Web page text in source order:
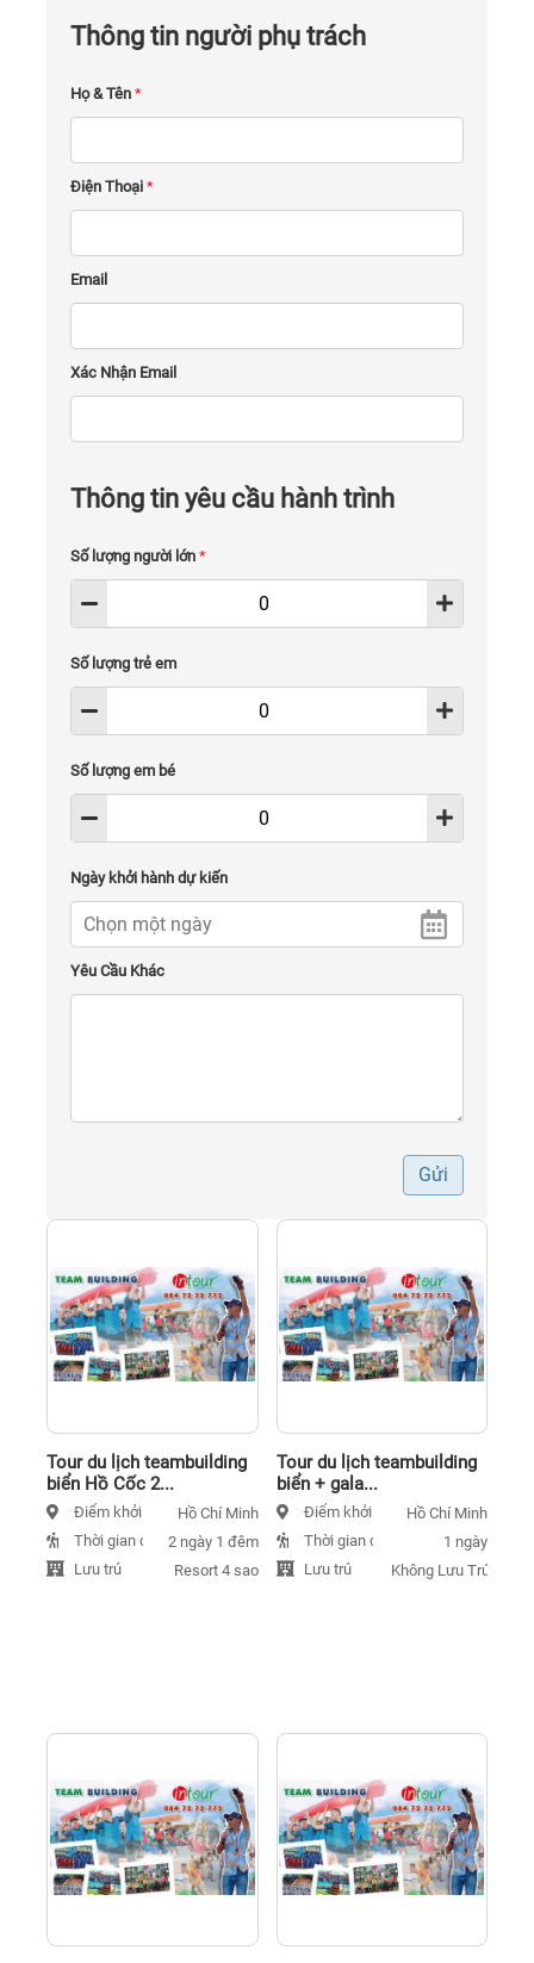
Thông tin người phụ trách
Họ & Tên *
Điện Thoại *
Email
Xác Nhận Email
Thông tin yêu cầu hành trình
Số lượng người lớn *
Số lượng trẻ em
Số lượng em bé
Ngày khởi hành dự kiến
Yêu Cầu Khác
Gửi
Tour du lịch teambuilding
biển Hồ Cốc 2...
Điểm khởi hành Hồ Chí Minh
Thời gian đi
2 ngày 1 đêm
Lưu trú
Resort 4 sao
Tour du lịch teambuilding
biển + gala...
Điểm khởi hànhHồ Chí Minh
Thời gian đi
1 ngày
Lưu trú
Không Lưu Trú